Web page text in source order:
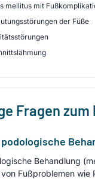
mellitus mit
der Füße
Fragen
Behandlung
Fußproblemen wie